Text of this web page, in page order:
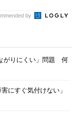
by
がりにくい」問題 何
にすぐ気付けない」